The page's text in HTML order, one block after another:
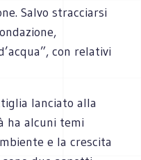
Salvo stracciarsi
con relativi
lanciato alla
ha alcuni temi
e la crescita